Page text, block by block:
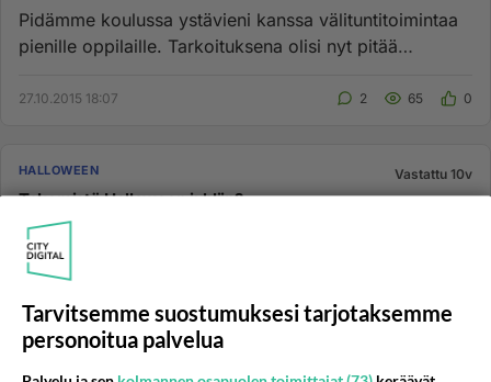
Pidämme koulussa ystävieni kanssa välituntitoimintaa
pienille oppilaille. Tarkoituksena olisi nyt pitää
27.10.2015 18:07 2 65 0
HALLOWEEN Vastattu 10v
Tekemistä Halloween juhliin?
Hei! Ystävieni kanssa pidämme Halloween teemaiset
juhlat ja mietimme mitä siellä tekisimme. Ehdotukset
kelpaisivat! :) N...
26.10.2015 18:58 2 208
Tarvitsemme suostumuksesi tarjotaksemme
personoitua palvelua